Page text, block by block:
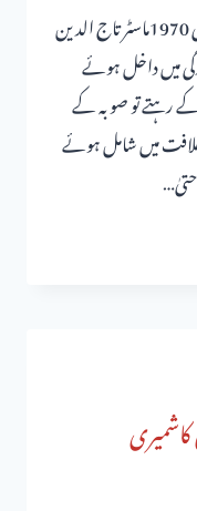
آغا شورش کاشمیریہفت روزہ چٹان11 مئی 1970ماسٹر تاج الدین
میں داخل ہوئے
کے رہتے تو صوبہ کے
میں شامل ہوئے